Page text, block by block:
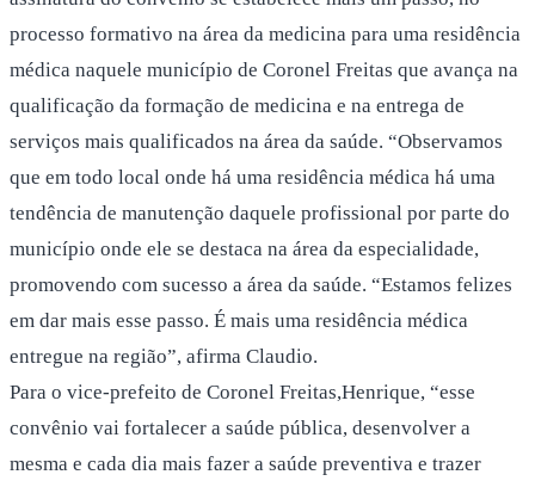
processo formativo na área da medicina para uma residência
médica naquele município de Coronel Freitas que avança na
qualificação da formação de medicina e na entrega de
serviços mais qualificados na área da saúde. “Observamos
que em todo local onde há uma residência médica há uma
tendência de manutenção daquele profissional por parte do
município onde ele se destaca na área da especialidade,
promovendo com sucesso a área da saúde. “Estamos felizes
em dar mais esse passo. É mais uma residência médica
entregue na região”, afirma Claudio.
Para o vice-prefeito de Coronel Freitas,Henrique, “esse
convênio vai fortalecer a saúde pública, desenvolver a
mesma e cada dia mais fazer a saúde preventiva e trazer